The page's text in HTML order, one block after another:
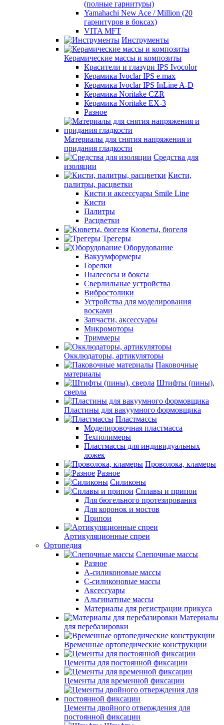
(полные гарнитуры)
Yamahachi New Ace / Million (20
гарнитуров в боксах)
VITA MFT
Инструменты
Керамические массы и композиты
Красители и глазури IPS Ivocolor
Керамика Ivoclar IPS e.max
Керамика Ivoclar IPS InLine A-D
Керамика Noritake CZR
Керамика Noritake EX-3
Разное
Материалы для снятия напряжения и
придания гладкости
Средства для
изоляции
Кисти,
палитры, расцветки
Кисти и аксессуары Smile Line
Кисти
Палитры
Расцветки
Кюветы, бюгеля
Трегеры
Оборудование
Вакуумформеры
Горелки
Пылесосы и боксы
Сверлильные устройства
Вибростолики
Устройства для моделирования
восками
Запчасти, аксессуары
Микромоторы
Триммеры
Окклюдаторы, артикуляторы
Паковочные
материалы
Штифты (пины),
сверла
Пластины для вакуумного формовщика
Пластмассы
Моделировочная пластмасса
Техполимеры
Пластмассы для индивидуальных
ложек
Проволока, кламеры
Разное
Силиконы
Сплавы и припои
Для бюгельного протезирования
Для коронок и мостов
Припои
Артикуляционные спреи
Ортопедия
Слепочные массы
Разное
А-силиконовые массы
С-силиконовые массы
Аксессуары
Альгинатные массы
Материалы для регистрации прикуса
Материалы
для перебазировки
Временные ортопедические конструкции
Цементы для постоянной фиксации
Цементы для временной фиксации
Цементы двойного отверждения для
постоянной фиксации